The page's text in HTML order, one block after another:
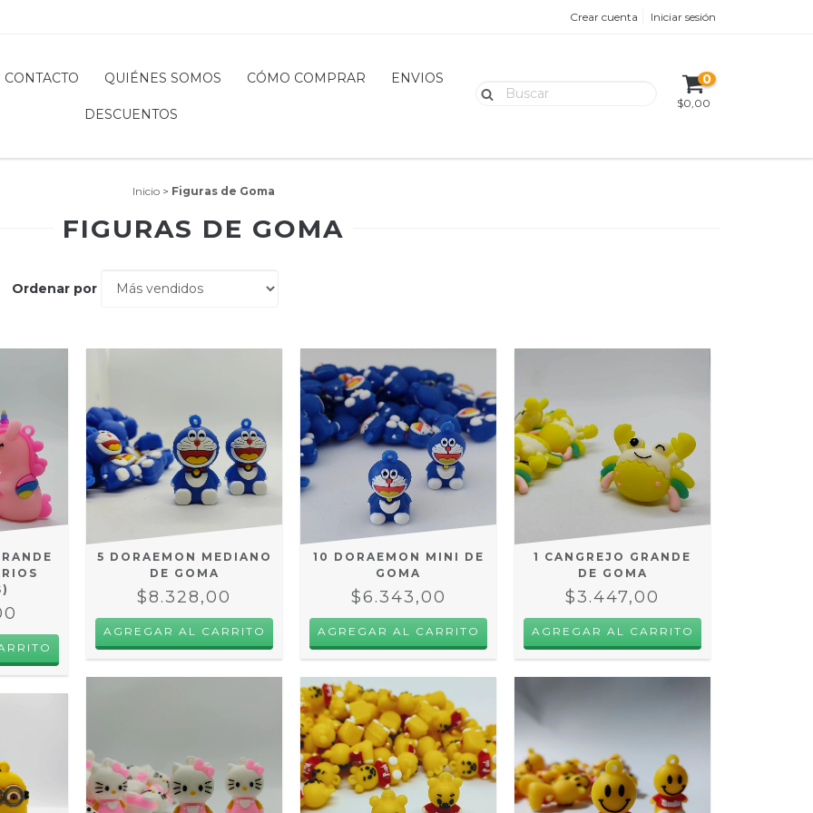
Crear cuenta Iniciar sesión
CONTACTO QUIÉNES SOMOS CÓMO COMPRAR ENVIOS
DESCUENTOS
0
$0,00
Inicio > Figuras de Goma
FIGURAS DE GOMA
Ordenar por
5 DORAEMON MEDIANO
DE GOMA
$8.328,00
10 DORAEMON MINI DE
GOMA
$6.343,00
1 CANGREJO GRANDE
DE GOMA
$3.447,00
AGREGAR AL CARRITO